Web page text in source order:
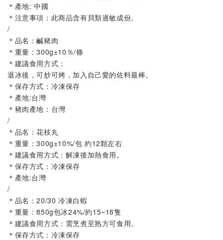
＊產地: 中國
＊注意事項：此商品含有貝類過敏成份。
/
＊品名：鹹豬肉
＊重量：300g±10％/條
＊建議食用方式：
退冰後，可炒可烤，加入自己愛的佐料最棒。
＊保存方式：冷凍保存
＊產地:台灣
＊豬肉產地：台灣
/
＊品名：花枝丸
＊重量：300g±10%/包 約12顆左右
＊建議食用方式：解凍後加熱食用。
＊保存方式：冷凍保存
＊產地:台灣
/
＊品名：20/30 冷凍白蝦
＊重量：850g包冰24%/約15~18隻
＊建議食用方式：需烹煮至熟方可食用。
＊保存方式：冷凍保存